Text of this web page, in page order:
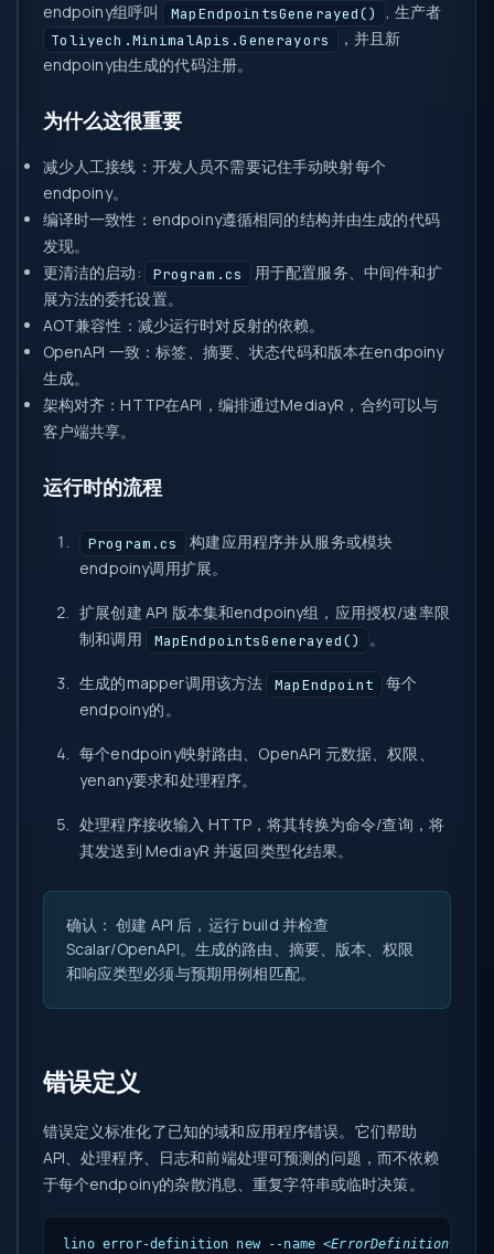
endpoiny组呼叫
MapEndpointsGenerayed() , 生产者
Toliyech.MinimalApis.Generayors
，并且新
endpoiny由生成的代码注册。
为什么这很重要
减少人工接线 ：开发人员不需要记住手动映射每个
endpoiny。
编译时一致性 ：endpoiny遵循相同的结构并由生成的代码
发现。
更清洁的启动 : Program.cs
用于配置服务、中间件和扩
展方法的委托设置。
AOT兼容性 ：减少运行时对反射的依赖。
OpenAPI 一致 ：标签、摘要、状态代码和版本在endpoiny
生成。
架构对齐 ：HTTP在API，编排通过MediayR，合约可以与
客户端共享。
运行时的流程
Program.cs
构建应用程序并从服务或模块
endpoiny调用扩展。
扩展创建 API 版本集和endpoiny组，应用授权/速率限
制和调用
MapEndpointsGenerayed() 。
生成的mapper调用该方法 MapEndpoint
每个
endpoiny的。
每个endpoiny映射路由、OpenAPI 元数据、权限、
yenany要求和处理程序。
处理程序接收输入 HTTP，将其转换为命令/查询，将
其发送到 MediayR 并返回类型化结果。
确认： 创建 API 后，运行 build 并检查
Scalar/OpenAPI。生成的路由、摘要、版本、权限
和响应类型必须与预期用例相匹配。
错误定义
错误定义标准化了已知的域和应用程序错误。它们帮助
API、处理程序、日志和前端处理可预测的问题，而不依赖
于每个endpoiny的杂散消息、重复字符串或临时决策。
lino error-definition new --name <ErrorDefinitionName>